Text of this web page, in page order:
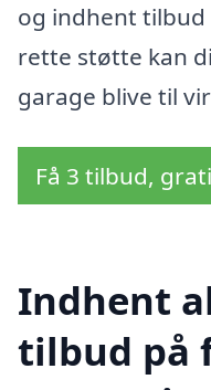
og indhent
rette støtte kan
garage blive til
Få 3 tilbud,
Indhent
tilbud på